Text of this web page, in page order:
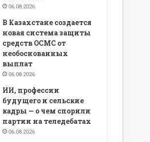
06.08.2026
В Казахстане создается
новая система защиты
средств ОСМС от
необоснованных
выплат
06.08.2026
ИИ, профессии
будущего и сельские
кадры — о чем спорили
партии на теледебатах
06.08.2026